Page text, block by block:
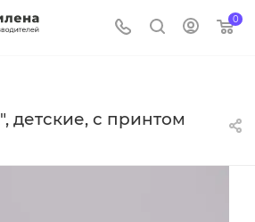
0
детские, с принтом